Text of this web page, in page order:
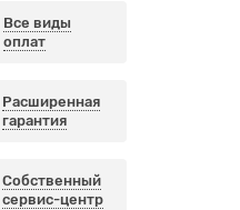
Все виды
оплат
Расширенная
гарантия
Собственный
сервис-центр